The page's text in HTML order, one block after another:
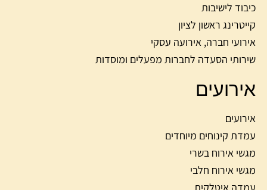
כיבוד לישיבות
קייטרינג ראשון לציון
אירועי חברה, אירועה עסקי
שירותי הסעדה לחברות מפעלים ומוסדות
אירועים
אירועים
עמדת קינוחים מיוחדים
מגשי אירוח בשרי
מגשי אירוח חלבי